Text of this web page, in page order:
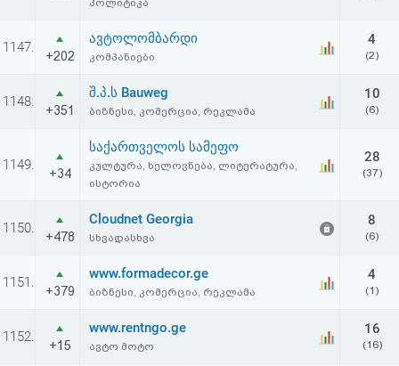
სალიცენზიო
შეთანხმება
პასუხისმგებლობის
პოლიტიკა
1147.
+202
ავტოლომბარდი
კომპანიები
4
(2)
1148.
+351
შ.პ.ს Bauweg
ბიზნესი, კომერცია, რეკლამა
10
(6)
1149.
+34
საქართველოს სამეფო
კულტურა, ხელოვნება, ლიტერატურა,
ისტორია
28
(37)
1150.
+478
Cloudnet Georgia
სხვადასხვა
8
(6)
1151.
+379
www.formadecor.ge
ბიზნესი, კომერცია, რეკლამა
4
(1)
1152.
+15
www.rentngo.ge
ავტო მოტო
16
(16)